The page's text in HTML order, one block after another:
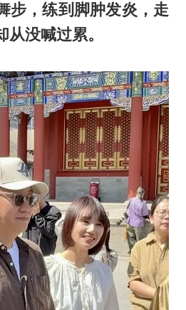
步，练到脚肿发炎，走
没喊过累。